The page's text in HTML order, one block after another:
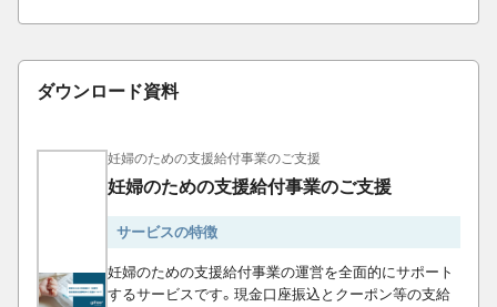
ダウンロード資料
妊婦のための支援給付事業のご支援
妊婦のための支援給付事業のご支援
サービスの特徴
妊婦のための支援給付事業の運営を全面的にサポート
するサービスです。現金口座振込とクーポン等の支給